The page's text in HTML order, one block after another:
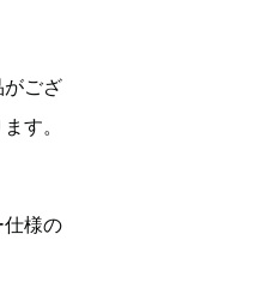
がござ
す。
仕様の